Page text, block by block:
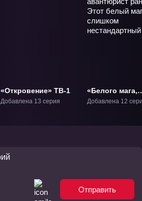
«Откровение» ТВ-1
Добавлена 13 серия
«Белого мага,
изгнанного из
авантюрист
Добавлена 12
Отправить